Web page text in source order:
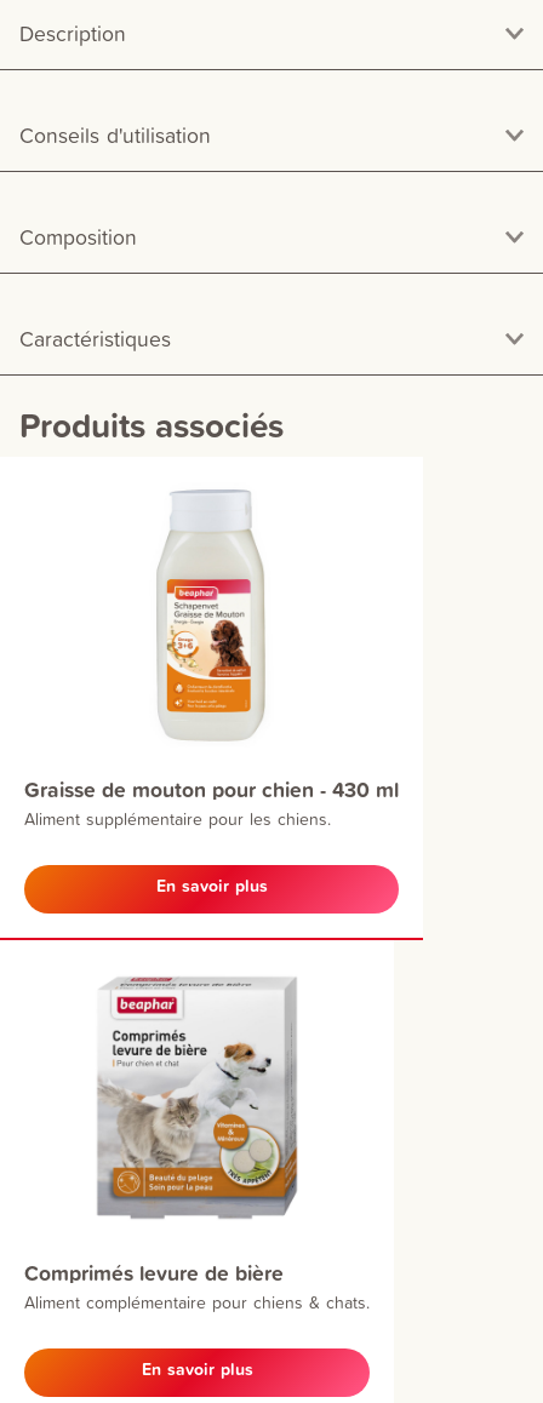
Description
Conseils d'utilisation
Composition
Caractéristiques
Produits associés
Graisse de mouton pour chien - 430 ml
Aliment supplémentaire pour les chiens.
En savoir plus
Comprimés levure de bière
Aliment complémentaire pour chiens & chats.
En savoir plus